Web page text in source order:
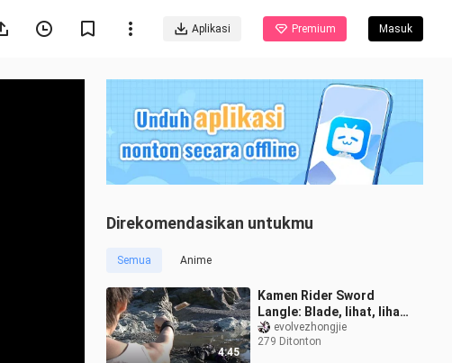
Aplikasi Premium Masuk
Direkomendasikan untukmu
Semua Anime
4:45
Kamen Rider Sword
Langle: Blade, lihat, lihat
wujud rajaku
evolvezhongjie
279 Ditonton